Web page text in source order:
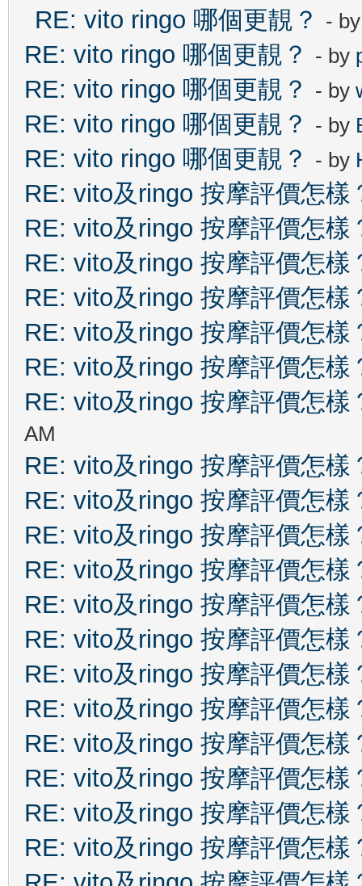
RE: vito ringo 哪個更靚？ -
RE: vito ringo 哪個更靚？ - by
RE: vito ringo 哪個更靚？ - by
RE: vito ringo 哪個更靚？ - by
RE: vito ringo 哪個更靚？ - by
RE: vito及ringo 按摩評價怎樣
RE: vito及ringo 按摩評價怎樣
RE: vito及ringo 按摩評價怎樣
RE: vito及ringo 按摩評價怎樣
RE: vito及ringo 按摩評價怎樣
RE: vito及ringo 按摩評價怎樣
RE: vito及ringo 按摩評價怎樣
AM
RE: vito及ringo 按摩評價怎樣
RE: vito及ringo 按摩評價怎樣
RE: vito及ringo 按摩評價怎樣
RE: vito及ringo 按摩評價怎樣
RE: vito及ringo 按摩評價怎樣
RE: vito及ringo 按摩評價怎樣
RE: vito及ringo 按摩評價怎樣
RE: vito及ringo 按摩評價怎樣
RE: vito及ringo 按摩評價怎樣
RE: vito及ringo 按摩評價怎樣
RE: vito及ringo 按摩評價怎樣
RE: vito及ringo 按摩評價怎樣